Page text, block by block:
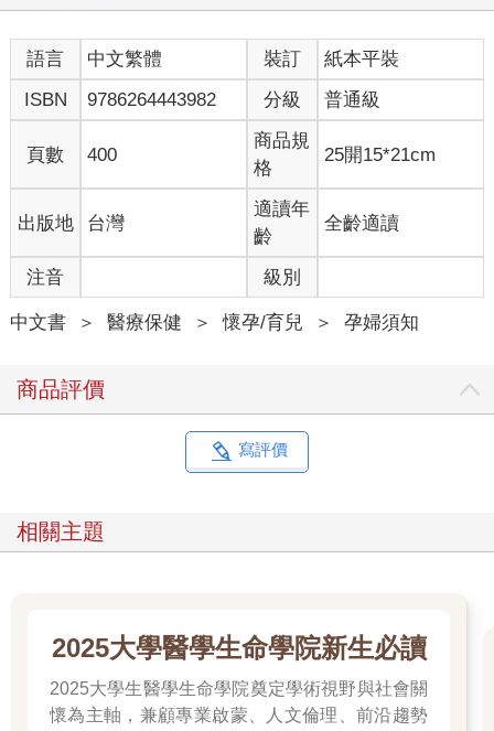
就這麼剛好，作曲家好友冉天豪的臉書介紹了他的學長咖啡達人
胡元正，學長剛好開了手沖咖啡課，小兒子又剛好開始上幼稚
園，送他上學後就有了空檔。一連串的剛好讓我得以報名學長的
手沖咖啡課，從此開啟精品咖啡的異想世界。
「如果以後喝不到這樣好的咖啡怎麼辦？」學了手沖咖啡後，常
常如此驚嘆。不同的單品咖啡可能有蜂蜜、檸檬、桃子、巧克
力、紅茶、黑糖、橘子等各種味道，也和香水一樣分為前味、中
味、後味與尾韻。每天早上用手沖咖啡開啟美好的一天，下午一
杯是與自己對話的放鬆時間。
常常就這麼把咖啡與器具揹到山上，在課堂上沖給大家喝，有時
還搭配自己做的甜點。聊聊咖啡、聊聊生活，讓研究所繁忙的課
業有個喘息，也更加了解手沖咖啡如何療癒了好友的產後憂鬱。
咖啡達人學長大學讀的是植病，研究所讀的是生物醫學，這樣的
背景來「做咖啡」，很多人覺得大材小用或不務正業，但「做咖
季的不同，還有產地的差別。而從農場裡的咖啡樹種植環境、採
收後的處理方式、烘豆師的烘焙技術，到咖啡師的沖煮參數調
朋友常笑我這些年來陸續認識的「咖啡人」可能比認識的婦產科
的取經對象，「懸咖啡壺濟世」就是念研究所時萌發的夢想。
那時送孩子上學後，等著紅燈，看到民生東路魚貫走入辦公大樓
的上班族人手一杯超商咖啡，內心想著，這些人知道自己手上那
語言 中文繁體 裝訂
紙本平裝
ISBN
9786264443982 分級 普通級
頁數 400
商品規
格
25開15*21cm
出版地 台灣
適讀年
齡
全齡適讀
注音 級別
中文書 ＞ 醫療保健 ＞ 懷孕/育兒 ＞ 孕婦須知
商品評價
寫評價
相關主題
2025大學醫學生命學院新生必讀
2025大學生醫學生命學院奠定學術視野與社會關
懷為主軸，兼顧專業啟蒙、人文倫理、前沿趨勢